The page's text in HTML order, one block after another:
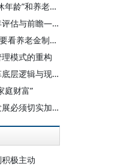
郑秉文：解读“延迟法定退休年龄”和养老第三支柱
郑秉文：个人养老金一周年评估与前瞻——基于一个理论框架的分析
郑秉文：从“十四五”规划纲要看养老金制度可持续性改革前景
模式的重构
郑秉文：医保个人账户改革底层逻辑与现实冲突
庭财富”
郑秉文：推动个人养老金发展必须切实加强顶层设计
极主动